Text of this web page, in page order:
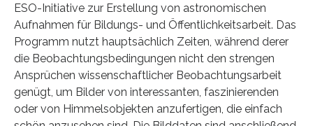
ESO-Initiative zur Erstellung von astronomischen
Aufnahmen für Bildungs- und Öffentlichkeitsarbeit. Das
Programm nutzt hauptsächlich Zeiten, während derer
die Beobachtungsbedingungen nicht den strengen
Ansprüchen wissenschaftlicher Beobachtungsarbeit
genügt, um Bilder von interessanten, faszinierenden
oder von Himmelsobjekten anzufertigen, die einfach